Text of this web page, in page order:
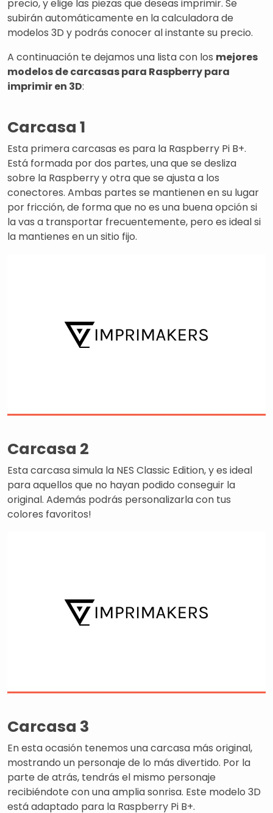
precio, y elige las piezas que deseas imprimir. Se
subirán automáticamente en la calculadora de
modelos 3D y podrás conocer al instante su precio.
A continuación te dejamos una lista con los mejores
modelos de carcasas para Raspberry para
imprimir en 3D:
Carcasa 1
Esta primera carcasas es para la Raspberry Pi B+.
Está formada por dos partes, una que se desliza
sobre la Raspberry y otra que se ajusta a los
conectores. Ambas partes se mantienen en su lugar
por fricción, de forma que no es una buena opción si
la vas a transportar frecuentemente, pero es ideal si
la mantienes en un sitio fijo.
Carcasa 2
Esta carcasa simula la NES Classic Edition, y es ideal
para aquellos que no hayan podido conseguir la
original. Además podrás personalizarla con tus
colores favoritos!
Carcasa 3
En esta ocasión tenemos una carcasa más original,
mostrando un personaje de lo más divertido. Por la
parte de atrás, tendrás el mismo personaje
recibiéndote con una amplia sonrisa. Este modelo 3D
está adaptado para la Raspberry Pi B+.